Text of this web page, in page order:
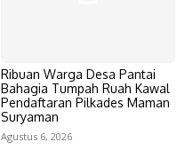
Ribuan Warga Desa Pantai
Bahagia Tumpah Ruah Kawal
Pendaftaran Pilkades Maman
Suryaman
Agustus 6, 2026